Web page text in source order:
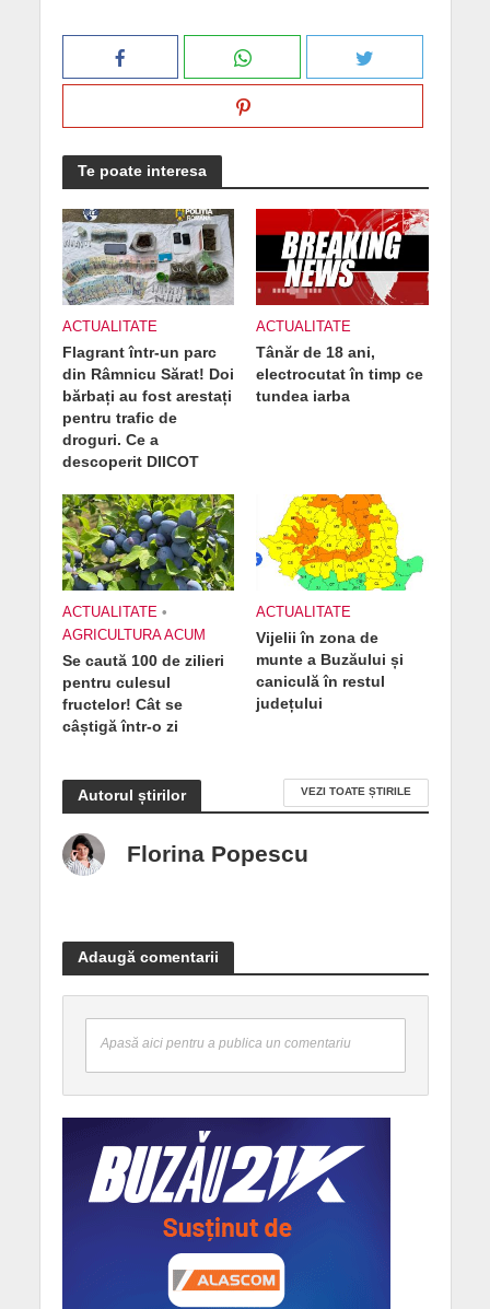
Te poate interesa
ACTUALITATE
Flagrant într-un parc
din Râmnicu Sărat! Doi
bărbați au fost arestați
pentru trafic de
droguri. Ce a
descoperit DIICOT
ACTUALITATE
Tânăr de 18 ani,
electrocutat în timp ce
tundea iarba
ACTUALITATE •
AGRICULTURA ACUM
Se caută 100 de zilieri
pentru culesul
fructelor! Cât se
câștigă într-o zi
ACTUALITATE
Vijelii în zona de
munte a Buzăului și
caniculă în restul
județului
Autorul știrilor VEZI TOATE ȘTIRILE
Florina Popescu
Adaugă comentarii
Apasă aici pentru a publica un comentariu